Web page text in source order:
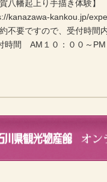
賀八幡起上り手描き体験】
kanazawa-kankou.jp/
不要ですので、受付時間
時間 AM１０：００～PM